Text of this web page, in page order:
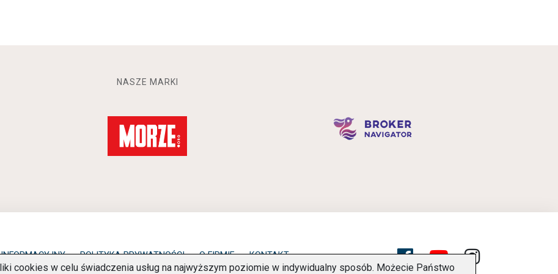
NASZE MARKI
POLITYKA PRYWATNOŚCI O FIRMIE KONTAKT
cookies w celu świadczenia usług na najwyższym poziomie w indywidualny sposób. Możecie Państwo